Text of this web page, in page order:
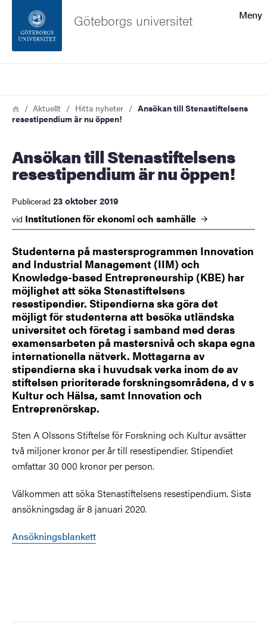
Sidfoten
Om webbplatsen
Meny
Göteborgs universitet
Länkstig
HemAktuellt Hitta nyheter
Ansökan till Stenastiftelsens
resestipendium är nu öppen!
Ansökan till Stenastiftelsens
resestipendium är nu öppen!
Publicerad 23 oktober 2019
vid Institutionen för ekonomi och samhälle
Studenterna på mastersprogrammen Innovation
and Industrial Management (IIM) och
Knowledge-based Entrepreneurship (KBE) har
möjlighet att söka Stenastiftelsens
resestipendier. Stipendierna ska göra det
möjligt för studenterna att besöka utländska
universitet och företag i samband med deras
examensarbeten på mastersnivå och skapa egna
internationella nätverk. Mottagarna av
stipendierna ska i huvudsak verka inom de av
stiftelsen prioriterade forskningsområdena, d v s
Kultur och Hälsa, samt Innovation och
Entreprenörskap.
Sten A Olssons Stiftelse för Forskning och Kultur avsätter
två miljoner kronor per år till resestipendier. Stipendiet
omfattar 30 000 kronor per person.
Välkommen att söka Stenastiftelsens resestipendium. Sista
ansökningsdag är 8 januari 2020.
Ansökningsblankett